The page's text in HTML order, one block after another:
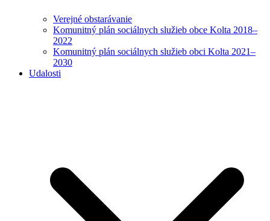
Verejné obstarávanie
Komunitný plán sociálnych služieb obce Kolta 2018–
2022
Komunitný plán sociálnych služieb obci Kolta 2021–
2030
Udalosti